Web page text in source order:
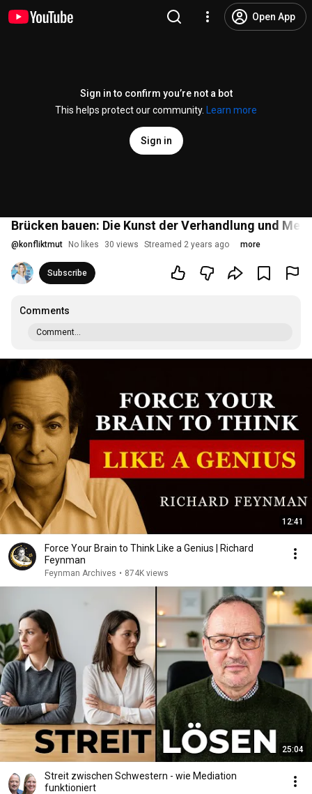
Open App
Sign in to confirm you’re not a bot
This helps protect our community.
Learn more
Sign in
Brücken bauen: Die Kunst der Verhandlung und
@ konfliktmut No likes 30 views Streamed 2 years ago more
Subscribe
Comments
Comment...
12:41
Force Your Brain to Think Like a Genius | Richard
Feynman
Feynman Archives • 874K views
25:04
Streit zwischen Schwestern - wie Mediation
funktioniert